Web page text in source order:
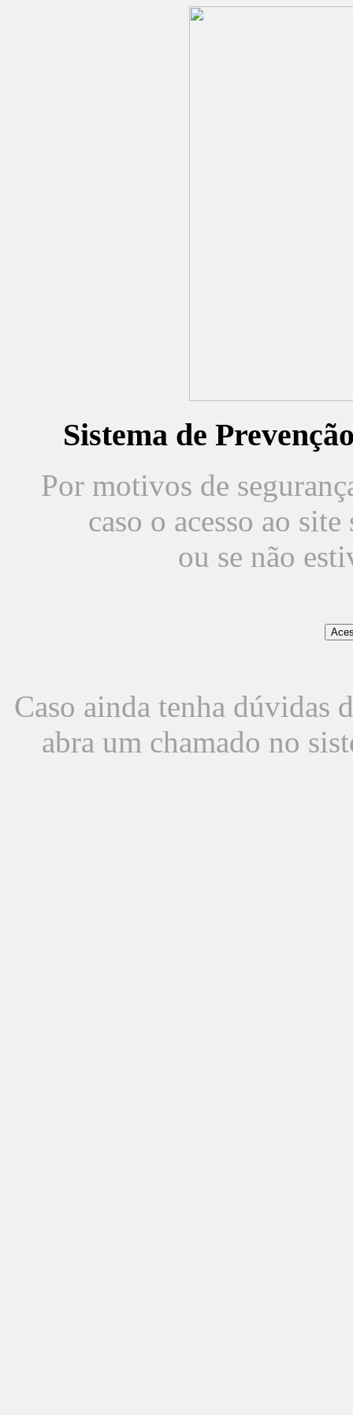
Sistema de
Por motivos de
caso o acesso ao
ou se não
Caso ainda tenha dúvidas
abra um chamado no